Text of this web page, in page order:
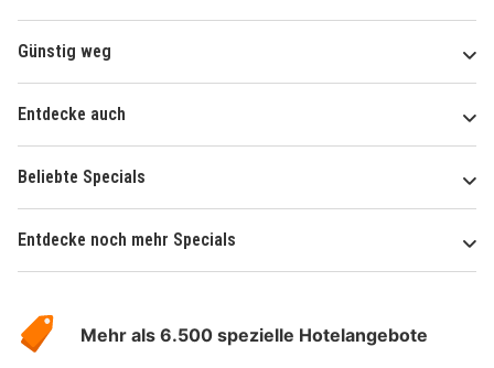
Günstig weg
Entdecke auch
Beliebte Specials
Entdecke noch mehr Specials
Hotelspecials
Mehr als 6.500 spezielle Hotelangebote